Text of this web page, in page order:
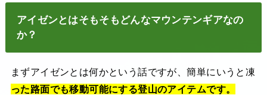
アイゼンとはそもそもどんなマウンテンギアなの
か？
まずアイゼンとは何かという話ですが、簡単にいうと凍
った路面でも移動可能にする登山のアイテムです。